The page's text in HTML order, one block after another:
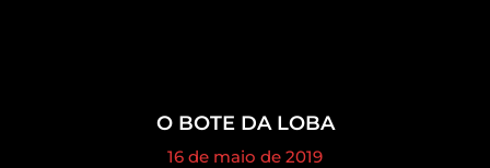
O BOTE DA LOBA
16 de maio de 2019